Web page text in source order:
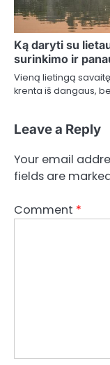
Ką daryti su
surinkimo ir
Vieną lietingą
krenta iš dangaus,
Leave a Reply
Your email
fields are
Comment *